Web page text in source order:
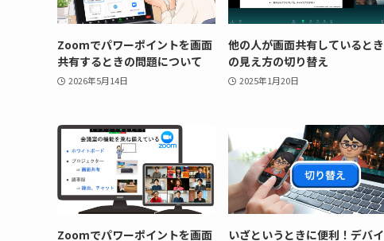
Zoomでパワーポイントを画面
共有するときの問題について
2026年5月14日
他の人が画面共有しているとき
の見え方の切り替え
2025年1月20日
Zoomでパワーポイントを画面
いざというときに便利！デバイ